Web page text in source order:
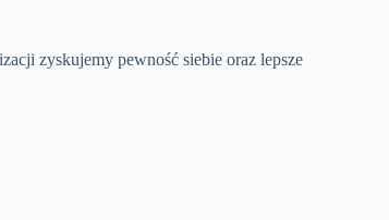
zyskujemy pewność siebie oraz lepsze